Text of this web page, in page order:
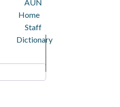
HEADER
MENU
AUN
Home
Staff
Dictionary